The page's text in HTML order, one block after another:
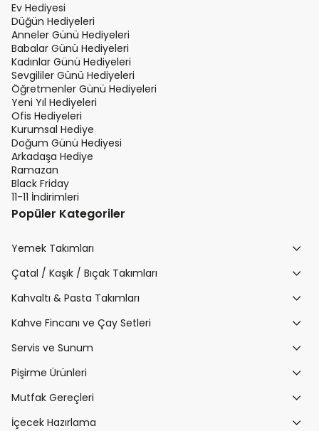
Ev Hediyesi
Düğün Hediyeleri
Anneler Günü Hediyeleri
Babalar Günü Hediyeleri
Kadınlar Günü Hediyeleri
Sevgililer Günü Hediyeleri
Öğretmenler Günü Hediyeleri
Yeni Yıl Hediyeleri
Ofis Hediyeleri
Kurumsal Hediye
Doğum Günü Hediyesi
Arkadaşa Hediye
Ramazan
Black Friday
11-11 İndirimleri
Popüler Kategoriler
Yemek Takımları
Çatal / Kaşık / Bıçak Takımları
Kahvaltı & Pasta Takımları
Kahve Fincanı ve Çay Setleri
Servis ve Sunum
Pişirme Ürünleri
Mutfak Gereçleri
İçecek Hazırlama